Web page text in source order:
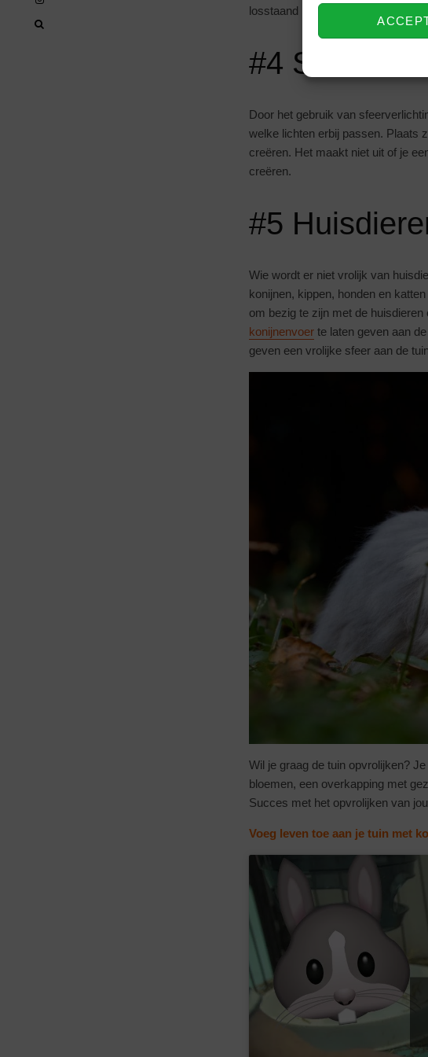
losstaand kunnen functioneren of
#4
Door het gebruik van
welke lichten erbij passen. Plaats
creëren. Het maakt niet uit of je
creëren.
#5
Wie wordt er niet vrolijk van
konijnen, kippen, honden en
om bezig te zijn met de
konijnenvoer te laten geven aan
geven een vrolijke sfeer aan de
Wil je graag de tuin opvrolijken?
bloemen, een overkapping met
Succes met het opvrolijken van
Voeg leven toe aan je tuin met